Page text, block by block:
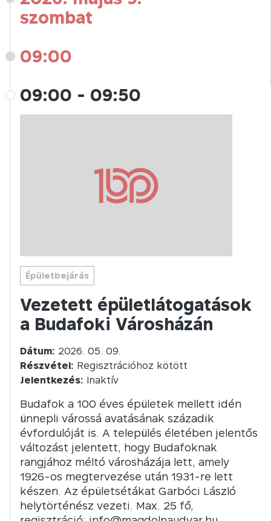
szombat
09:00
09:00 - 09:50
Épületbejárás
Vezetett épületlátogatások
a Budafoki Városházán
Dátum: 2026. 05. 09.
Részvétel: Regisztrációhoz kötött
Jelentkezés: Inaktív
Budafok a 100 éves épületek mellett idén
ünnepli várossá avatásának századik
évfordulóját is. A település életében jelentős
változást jelentett, hogy Budafoknak
rangjához méltó városházája lett, amely
1926-os megtervezése után 1931-re lett
készen. Az épületsétákat Garbóci László
helytörténész vezeti. Max. 25 fő,